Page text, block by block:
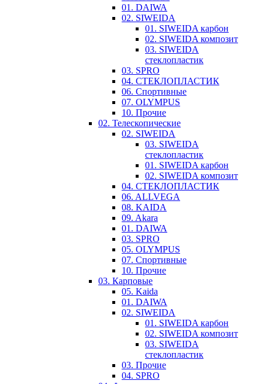
01. DAIWA
02. SIWEIDA
01. SIWEIDA карбон
02. SIWEIDA композит
03. SIWEIDA
стеклопластик
03. SPRO
04. СТЕКЛОПЛАСТИК
06. Спортивные
07. OLYMPUS
10. Прочие
02. Телескопические
02. SIWEIDA
03. SIWEIDA
стеклопластик
01. SIWEIDA карбон
02. SIWEIDA композит
04. СТЕКЛОПЛАСТИК
06. ALLVEGA
08. KAIDA
09. Akara
01. DAIWA
03. SPRO
05. OLYMPUS
07. Спортивные
10. Прочие
03. Карповые
05. Kaida
01. DAIWA
02. SIWEIDA
01. SIWEIDA карбон
02. SIWEIDA композит
03. SIWEIDA
стеклопластик
03. Прочие
04. SPRO